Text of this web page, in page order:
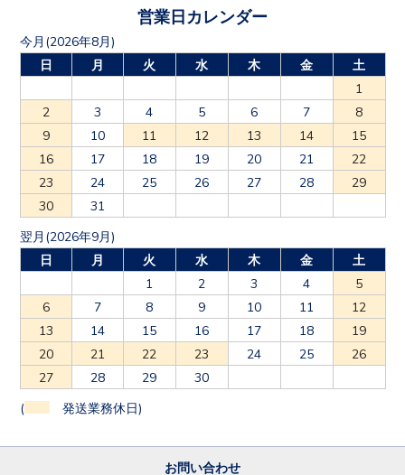
営業日カレンダー
今月(2026年8月)
日
月 火 水 木 金
土
1
2
3 4 5 6 7
8
9
10 11 12 13 14
15
16
17 18 19 20 21
22
23
24 25 26 27 28
29
30
31
翌月(2026年9月)
日
月 火 水 木 金
土
1
2 3 4
5
6
7 8 9 10 11
12
13
14 15 16 17 18
19
20
21 22 23 24 25
26
27
28 29 30
( 発送業務休日)
お問い合わせ